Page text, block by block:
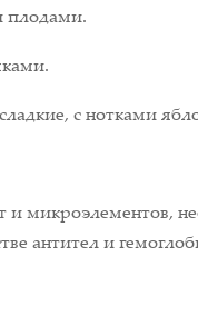
плодами.
с нотками
микроэлементов,
антител и